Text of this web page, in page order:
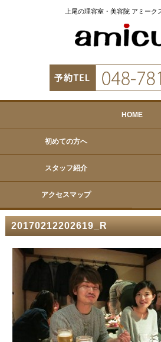
上尾の理容室・美容院 アミーク
HOME
初めての方へ
スタッフ紹介
アクセスマップ
20170212202619_R